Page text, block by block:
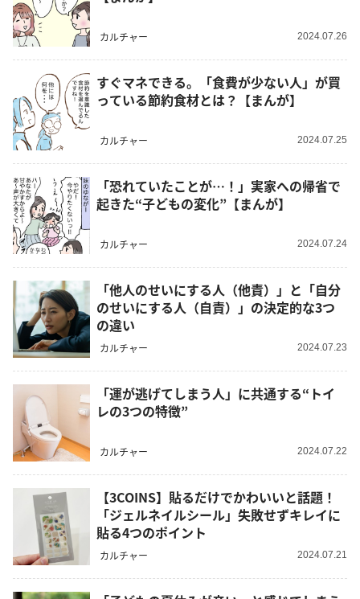
カルチャー 2024.07.26
すぐマネできる。「食費が少ない人」が買
っている節約食材とは？【まんが】
カルチャー 2024.07.25
「恐れていたことが…！」実家への帰省で
起きた“子どもの変化”【まんが】
カルチャー 2024.07.24
「他人のせいにする人（他責）」と「自分
のせいにする人（自責）」の決定的な3つ
の違い
カルチャー 2024.07.23
「運が逃げてしまう人」に共通する“トイ
レの3つの特徴”
カルチャー 2024.07.22
【3COINS】貼るだけでかわいいと話題！
「ジェルネイルシール」失敗せずキレイに
貼る4つのポイント
カルチャー 2024.07.21